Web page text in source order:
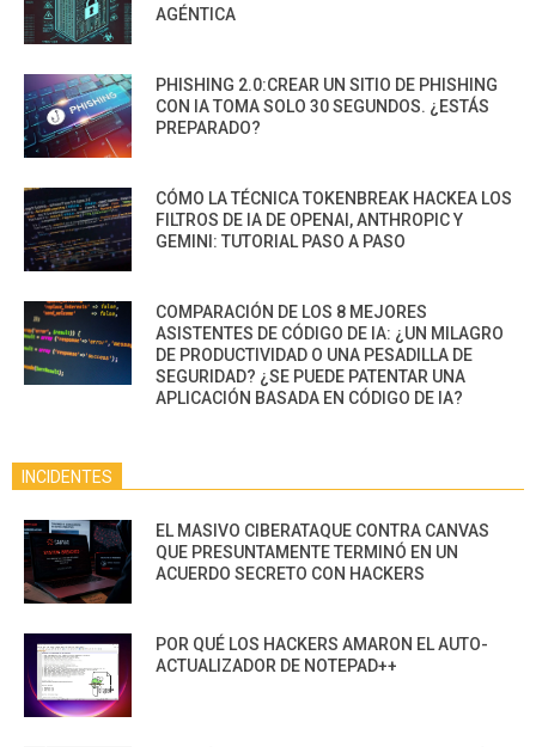
AGÉNTICA
PHISHING 2.0:CREAR UN SITIO DE PHISHING
CON IA TOMA SOLO 30 SEGUNDOS. ¿ESTÁS
PREPARADO?
CÓMO LA TÉCNICA TOKENBREAK HACKEA LOS
FILTROS DE IA DE OPENAI, ANTHROPIC Y
GEMINI: TUTORIAL PASO A PASO
COMPARACIÓN DE LOS 8 MEJORES
ASISTENTES DE CÓDIGO DE IA: ¿UN MILAGRO
DE PRODUCTIVIDAD O UNA PESADILLA DE
SEGURIDAD? ¿SE PUEDE PATENTAR UNA
APLICACIÓN BASADA EN CÓDIGO DE IA?
INCIDENTES
EL MASIVO CIBERATAQUE CONTRA CANVAS
QUE PRESUNTAMENTE TERMINÓ EN UN
ACUERDO SECRETO CON HACKERS
POR QUÉ LOS HACKERS AMARON EL AUTO-
ACTUALIZADOR DE NOTEPAD++